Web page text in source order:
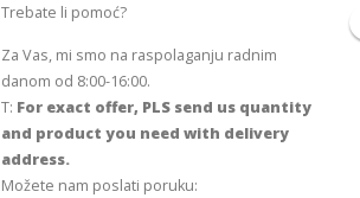
Trebate li pomoć?
Za Vas, mi smo na raspolaganju radnim
danom od 8:00-16:00.
T: For exact offer, PLS send us quantity
and product you need with delivery
address.
Možete nam poslati poruku: